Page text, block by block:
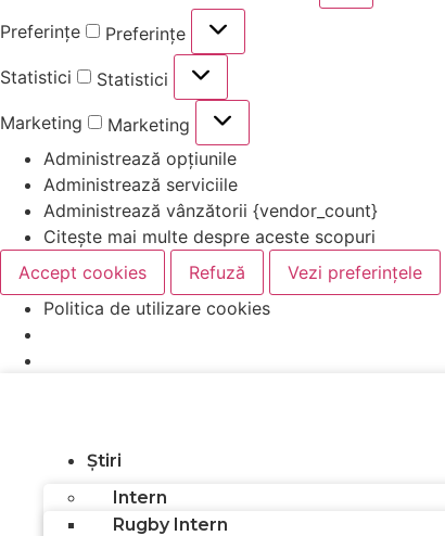
Preferințe Preferințe
Statistici Statistici
Marketing
Marketing
Administrează opțiunile
Administrează serviciile
Administrează vânzătorii {vendor_count}
Citește mai multe despre aceste scopuri
Accept cookies
Refuză Vezi preferințele
Politica de utilizare cookies
Știri
Intern
Rugby Intern